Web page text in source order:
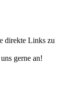
direkte Links zu
gerne an!